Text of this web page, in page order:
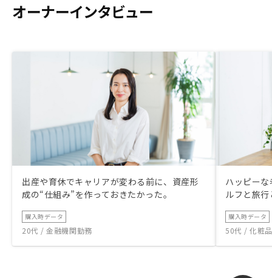
オーナーインタビュー
出産や育休でキャリアが変わる前に、資産形
成の“仕組み”を作っておきたかった。
購入時データ
20代 / 金融機関勤務
ハッピー
ルフと旅
購入時データ
50代 / 化粧